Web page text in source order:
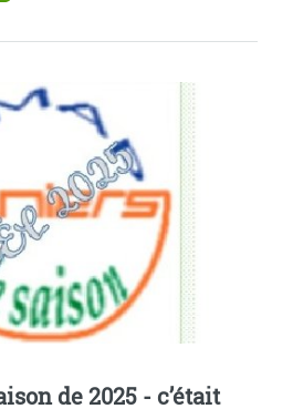
de 2025 - c’était